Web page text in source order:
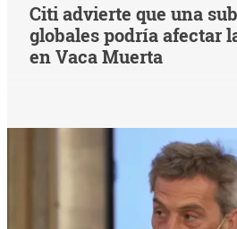
Citi advierte que una
globales podría afectar
en Vaca Muerta